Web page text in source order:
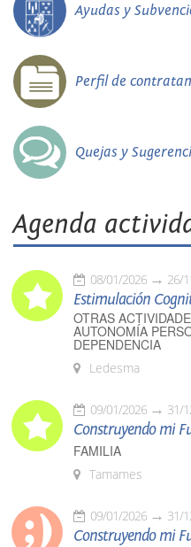
Ayudas y
Perfil de
Quejas y
Agenda
08/01/2026 26/
Estimulación
OTRAS
AUTONOMÍA
DEPENDENCIA
Ledesma
09/01/2026 31/
Construyendo mi
FAMILIA
Tamames
09/01/2026 31/
Construyendo mi